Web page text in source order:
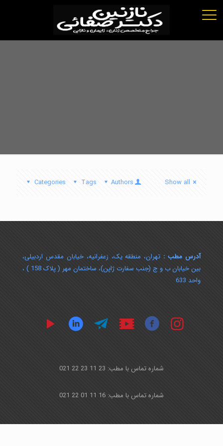
Categories Tags Authors Show all
آدرس مطب : تهران، منطقه یک، زعفرانیه، خیابان مقدس اردبیلی،
بین خیابان ب و ج (جنب سفارت ژاپن)، ساختمان مهر ( پلاک 158 ) ،
واحد 633
شماره تماس با مطب: 23 11 23 22 021
شماره تماس با مطب: 16 11 01 22 021